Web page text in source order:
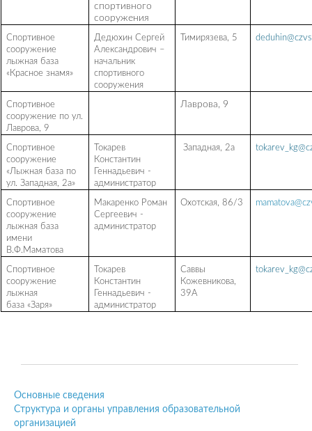
спортивного
сооружения
Спортивное
сооружение
лыжная база
«Красное знамя»
Дедюхин Сергей
Александрович –
начальник
спортивного
сооружения
Тимирязева, 5
Спортивное
сооружение по ул.
Лаврова, 9
Лаврова, 9
Спортивное
сооружение
«Лыжная база по
ул. Западная, 2а»
Токарев
Константин
Геннадьевич -
администратор
Западная, 2а
Спортивное
сооружение
лыжная база
имени
В.Ф.Маматова
Макаренко Роман
Сергеевич -
администратор
Охотская, 86/3
Спортивное
сооружение
лыжная
база «Заря»
Токарев
Константин
Геннадьевич -
администратор
Саввы
Кожевникова,
39А
Основные сведения
Структура и органы управления образовательной
организацией